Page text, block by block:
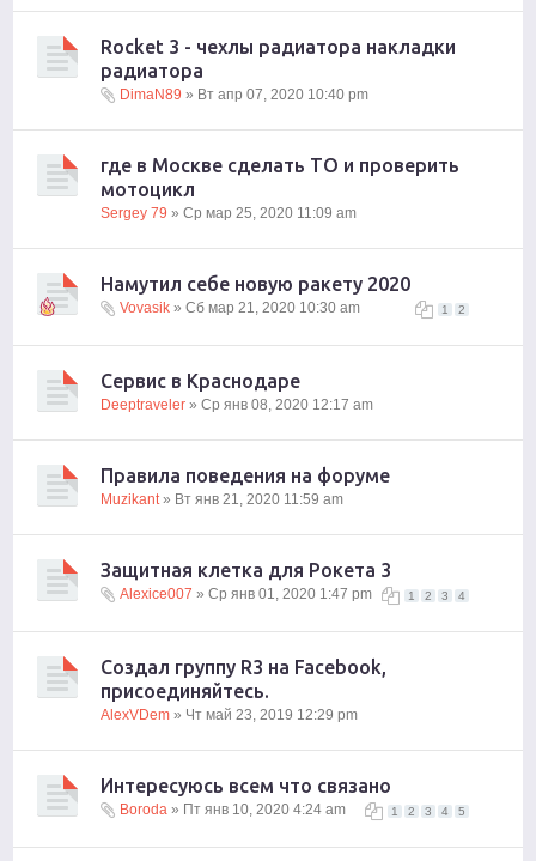
Rocket 3 - чехлы радиатора накладки
радиатора
DimaN89 » Вт апр 07, 2020 10:40 pm
где в Москве сделать ТО и проверить
мотоцикл
Sergey 79 » Ср мар 25, 2020 11:09 am
Намутил себе новую ракету 2020
1 2
Vovasik » Сб мар 21, 2020 10:30 am
Сервис в Краснодаре
Deeptraveler » Ср янв 08, 2020 12:17 am
Правила поведения на форуме
Muzikant» Вт янв 21, 2020 11:59 am
Защитная клетка для Рокета 3
1 2 3 4
Alexice007 » Ср янв 01, 2020 1:47 pm
Создал группу R3 на Facebook,
присоединяйтесь.
AlexVDem » Чт май 23, 2019 12:29 pm
Интересуюсь всем что связано
1 2 3 4 5
Boroda » Пт янв 10, 2020 4:24 am